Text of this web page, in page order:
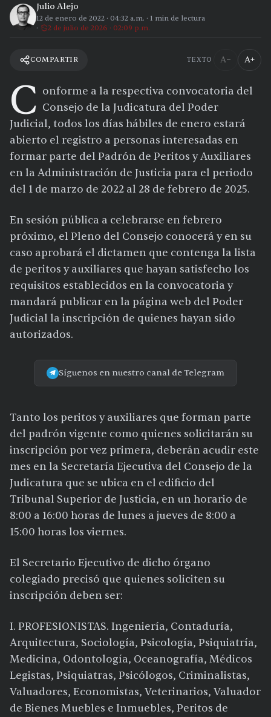
Julio Alejo
12 de enero de 2022 · 04:32 a.m. · 1 min de lectura
2 de julio de 2026 · 02:09 p.m.
COMPARTIR TEXTO A− A+
C onforme a la respectiva convocatoria del
Consejo de la Judicatura del Poder
Judicial, todos los días hábiles de enero estará
abierto el registro a personas interesadas en
formar parte del Padrón de Peritos y Auxiliares
en la Administración de Justicia para el periodo
del 1 de marzo de 2022 al 28 de febrero de 2025.
En sesión pública a celebrarse en febrero
próximo, el Pleno del Consejo conocerá y en su
caso aprobará el dictamen que contenga la lista
de peritos y auxiliares que hayan satisfecho los
requisitos establecidos en la convocatoria y
mandará publicar en la página web del Poder
Judicial la inscripción de quienes hayan sido
autorizados.
Síguenos en nuestro canal de Telegram
Tanto los peritos y auxiliares que forman parte
del padrón vigente como quienes solicitarán su
inscripción por vez primera, deberán acudir este
mes en la Secretaría Ejecutiva del Consejo de la
Judicatura que se ubica en el edificio del
Tribunal Superior de Justicia, en un horario de
8:00 a 16:00 horas de lunes a jueves de 8:00 a
15:00 horas los viernes.
El Secretario Ejecutivo de dicho órgano
colegiado precisó que quienes soliciten su
inscripción deben ser:
I. PROFESIONISTAS. Ingeniería, Contaduría,
Arquitectura, Sociología, Psicología, Psiquiatría,
Medicina, Odontología, Oceanografía, Médicos
Legistas, Psiquiatras, Psicólogos, Criminalistas,
Valuadores, Economistas, Veterinarios, Valuador
de Bienes Muebles e Inmuebles, Peritos de